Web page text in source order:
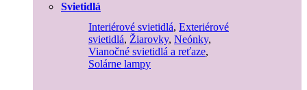
Svietidlá
Interiérové svietidlá, Exteriérové
svietidlá, Žiarovky, Neónky,
Vianočné svietidlá a reťaze,
Solárne lampy